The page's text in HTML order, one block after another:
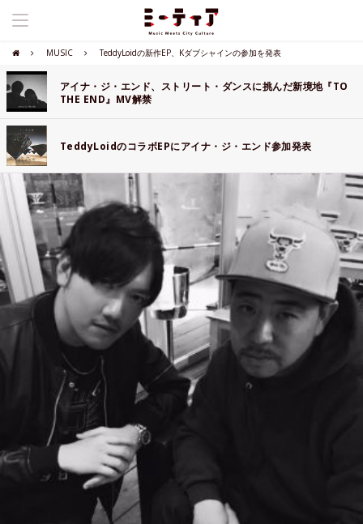
MUSIC TeddyLoidの新作EP、Kダブシャインの参加を発表
アイナ・ジ・エンド、ストリート・ダンスに挑んだ新境地『TO
THE END』MV解禁
TeddyLoidのコラボEPにアイナ・ジ・エンド参加発表